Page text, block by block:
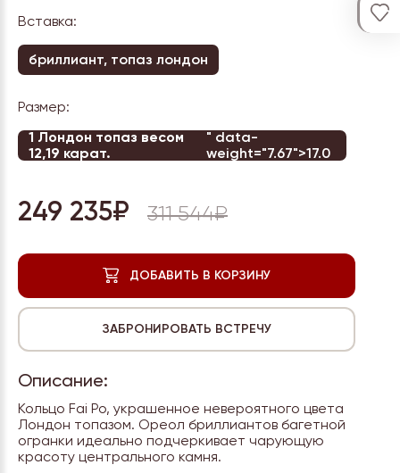
Вставка:
бриллиант, топаз лондон
Размер:
1 Лондон топаз весом
12,19 карат.
" data-
weight="7.67">17.0
249 235₽ 311 544₽
Описание:
Кольцо Fai Po, украшенное невероятного цвета
Лондон топазом. Ореол бриллиантов багетной
огранки идеально подчеркивает чарующую
красоту центрального камня.